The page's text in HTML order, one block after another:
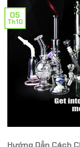
05
Th10
Hướng Dẫn Cách